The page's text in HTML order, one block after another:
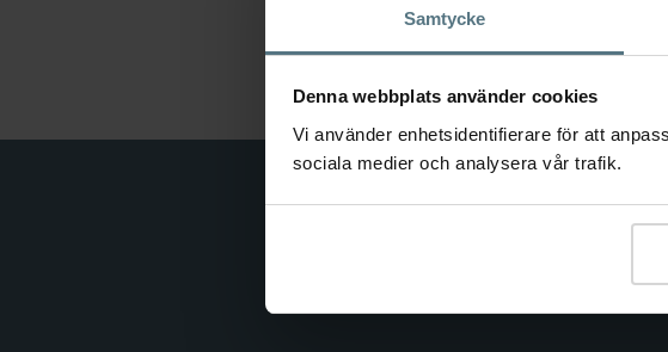
Samtycke
Denna webbplats använder cookies
Vi använder enhetsidentifierare för att
sociala medier och analysera vår trafik.
Kategorier: